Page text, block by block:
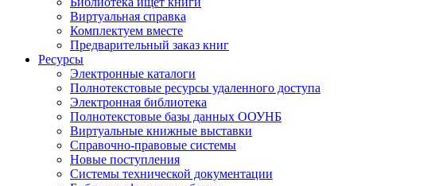
Виртуальная справка
Комплектуем вместе
Предварительный заказ книг
Ресурсы
Электронные каталоги
Полнотекстовые ресурсы удаленного доступа
Электронная библиотека
Полнотекстовые базы данных ООУНБ
Виртуальные книжные выставки
Справочно-правовые системы
Новые поступления
Cистемы технической документации